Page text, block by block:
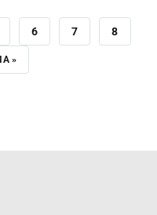
PÁGINA
6 PÁGINA
7 PÁGINA
8
»